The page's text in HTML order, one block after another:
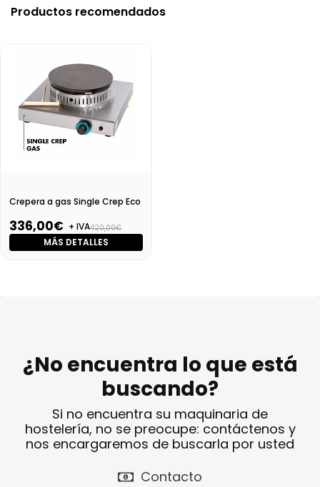
Productos recomendados
Crepera a gas Single Crep Eco
336,00€ + IVA420,00€
MÁS DETALLES
¿No encuentra lo que está
buscando?
Si no encuentra su maquinaria de
hostelería, no se preocupe: contáctenos y
nos encargaremos de buscarla por usted
Contacto